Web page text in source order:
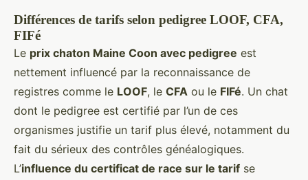
Différences de tarifs selon pedigree LOOF, CFA,
FIFé
Le prix chaton Maine Coon avec pedigree est
nettement influencé par la reconnaissance de
registres comme le LOOF, le CFA ou le FIFé. Un chat
dont le pedigree est certifié par l’un de ces
organismes justifie un tarif plus élevé, notamment du
fait du sérieux des contrôles généalogiques.
L’influence du certificat de race sur le tarif se